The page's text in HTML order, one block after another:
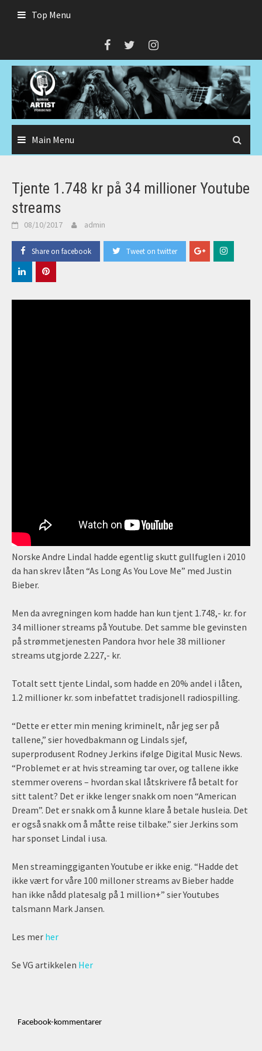
Top Menu
Main Menu
Tjente 1.748 kr på 34 millioner Youtube
streams
08/10/2017 admin
Share on facebook Tweet on twitter
Norske Andre Lindal hadde egentlig skutt gullfuglen i 2010
da han skrev låten “As Long As You Love Me” med Justin
Bieber.
Men da avregningen kom hadde han kun tjent 1.748,- kr. for
34 millioner streams på Youtube. Det samme ble gevinsten
på strømmetjenesten Pandora hvor hele 38 millioner
streams utgjorde 2.227,- kr.
Totalt sett tjente Lindal, som hadde en 20% andel i låten,
1.2 millioner kr. som inbefattet tradisjonell radiospilling.
“Dette er etter min mening kriminelt, når jeg ser på
tallene,” sier hovedbakmann og Lindals sjef,
superprodusent Rodney Jerkins ifølge Digital Music News.
“Problemet er at hvis streaming tar over, og tallene ikke
stemmer overens – hvordan skal låtskrivere få betalt for
sitt talent? Det er ikke lenger snakk om noen “American
Dream”. Det er snakk om å kunne klare å betale husleia. Det
er også snakk om å måtte reise tilbake.” sier Jerkins som
har sponset Lindal i usa.
Men streaminggiganten Youtube er ikke enig. “Hadde det
ikke vært for våre 100 milloner streams av Bieber hadde
han ikke nådd platesalg på 1 million+” sier Youtubes
talsmann Mark Jansen.
Les mer her
Se VG artikkelen Her
Facebook-kommentarer